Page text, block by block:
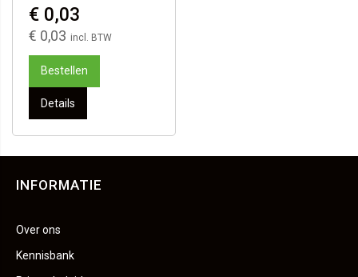
€ 0,03
€ 0,03
Bestellen
Details
INFORMATIE
Over ons
Kennisbank